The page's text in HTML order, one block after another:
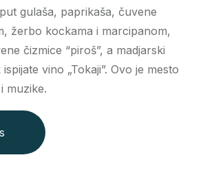
gulaša, paprikaša, čuvene
žerbo kockama i marcipanom,
čizmice “piroš”, a madjarski
vino „Tokaji”. Ovo je mesto
muzike.